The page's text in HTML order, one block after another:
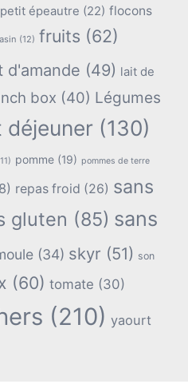
épeautre (22) flocons
(12) fruits (62)
d'amande (49) lait de
box (40) Légumes
déjeuner (130)
pomme (19) pommes de terre
repas froid (26) sans
gluten (85) sans
(34) skyr (51) son
(60) tomate (30)
(210) yaourt